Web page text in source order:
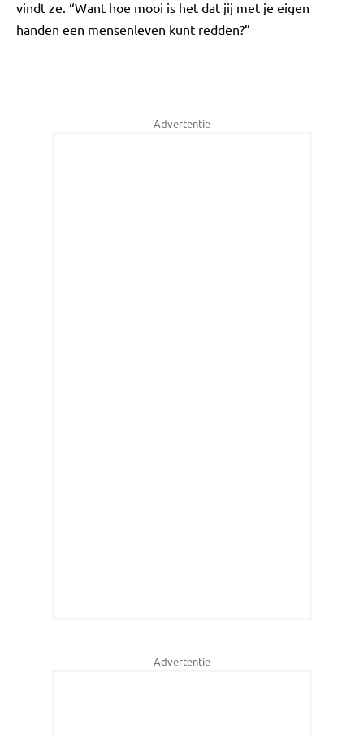
vindt ze. “Want hoe mooi is het dat jij met je eigen
handen een mensenleven kunt redden?”
Advertentie
Advertentie